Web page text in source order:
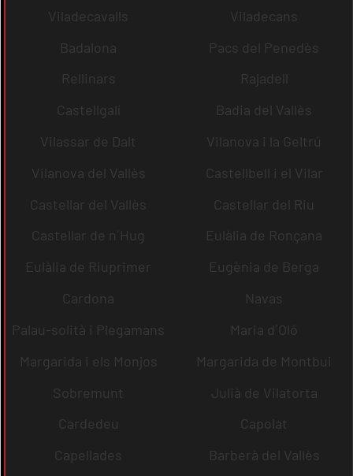
Viladecavalls
Viladecans
Badalona
Pacs del Penedès
Rellinars
Rajadell
Castellgalí
Badia del Vallès
Vilassar de Dalt
Vilanova i la Geltrú
Vilanova del Vallès
Castellbell i el Vilar
Castellar del Vallès
Castellar del Riu
Castellar de n´Hug
Eulàlia de Ronçana
Eulàlia de Riuprimer
Eugènia de Berga
Cardona
Navas
Palau-solità i Plegamans
Maria d´Oló
Margarida i els Monjos
Margarida de Montbui
Sobremunt
Julià de Vilatorta
Cardedeu
Capolat
Capellades
Barberà del Vallès